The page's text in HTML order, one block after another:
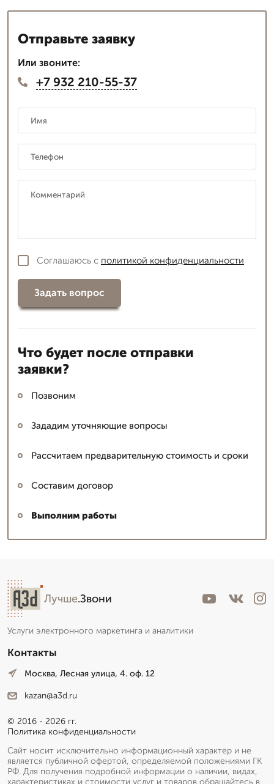
Отправьте заявку
Или звоните:
+7 932 210-55-37
Соглашаюсь с политикой конфиденциальности
Задать вопрос
Что будет после отправки
заявки?
Позвоним
Зададим уточняющие вопросы
Рассчитаем предварительную стоимость и сроки
Составим договор
Выполним работы
Лучше.Звони
Услуги электронного маркетинга и аналитики
Контакты
Москва, Лесная улица, 4. оф. 12
kazan@a3d.ru
© 2016 - 2026 гг.
Политика конфиденциальности
Сайт носит исключительно информационный характер и не
является публичной офертой, определяемой положениями ГК
РФ. Для получения подробной информации о наличии, видах,